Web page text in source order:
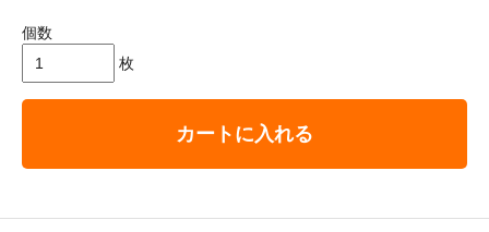
個数
枚
カートに入れる